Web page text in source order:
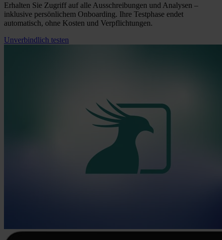
Erhalten Sie Zugriff auf alle Ausschreibungen und Analysen –
inklusive persönlichem Onboarding. Ihre Testphase endet
automatisch, ohne Kosten und Verpflichtungen.
Unverbindlich testen